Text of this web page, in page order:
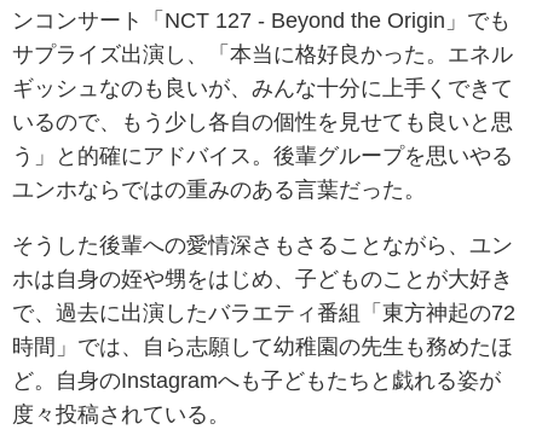
ンコンサート「NCT 127 - Beyond the Origin」でも
サプライズ出演し、「本当に格好良かった。エネル
ギッシュなのも良いが、みんな十分に上手くできて
いるので、もう少し各自の個性を見せても良いと思
う」と的確にアドバイス。後輩グループを思いやる
ユンホならではの重みのある言葉だった。
そうした後輩への愛情深さもさることながら、ユン
ホは自身の姪や甥をはじめ、子どものことが大好き
で、過去に出演したバラエティ番組「東方神起の72
時間」では、自ら志願して幼稚園の先生も務めたほ
ど。自身のInstagramへも子どもたちと戯れる姿が
度々投稿されている。